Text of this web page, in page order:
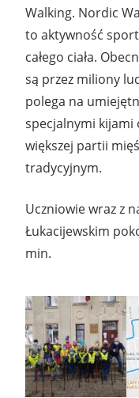
Walking. Nordic
to aktywność
całego ciała.
są przez miliony
polega na
specjalnymi kijami
większej partii
tradycyjnym.
Uczniowie wraz z
Łukacijewskim
min.